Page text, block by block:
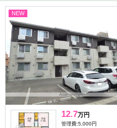
NEW
12.7万円
管理費:5,000円